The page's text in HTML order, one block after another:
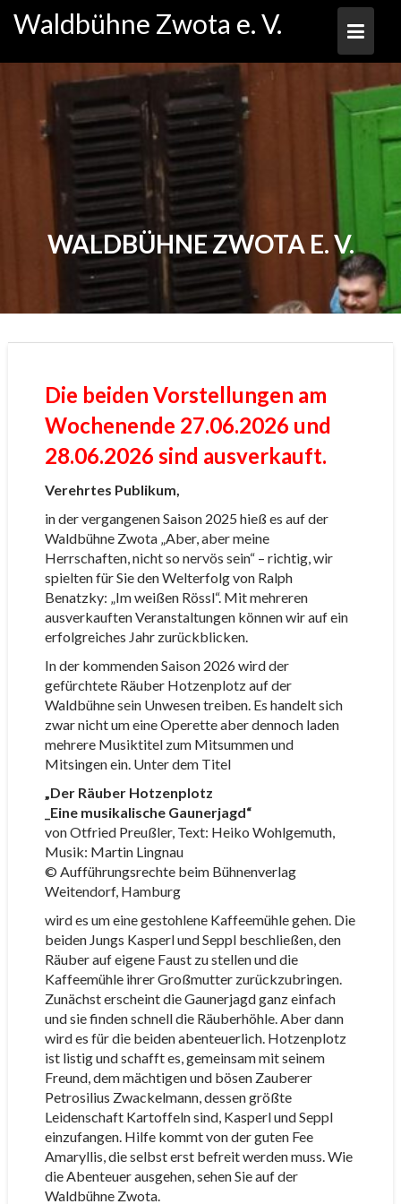
Waldbühne Zwota e. V.
WALDBÜHNE ZWOTA E. V.
Die beiden Vorstellungen am
Wochenende 27.06.2026 und
28.06.2026 sind ausverkauft.
Verehrtes Publikum,
in der vergangenen Saison 2025 hieß es auf der
Waldbühne Zwota „Aber, aber meine
Herrschaften, nicht so nervös sein“ – richtig, wir
spielten für Sie den Welterfolg von Ralph
Benatzky: „Im weißen Rössl“. Mit mehreren
ausverkauften Veranstaltungen können wir auf ein
erfolgreiches Jahr zurückblicken.
In der kommenden Saison 2026 wird der
gefürchtete Räuber Hotzenplotz auf der
Waldbühne sein Unwesen treiben. Es handelt sich
zwar nicht um eine Operette aber dennoch laden
mehrere Musiktitel zum Mitsummen und
Mitsingen ein. Unter dem Titel
„Der Räuber Hotzenplotz
_Eine musikalische Gaunerjagd“
von Otfried Preußler, Text: Heiko Wohlgemuth,
Musik: Martin Lingnau
© Aufführungsrechte beim Bühnenverlag
Weitendorf, Hamburg
wird es um eine gestohlene Kaffeemühle gehen. Die
beiden Jungs Kasperl und Seppl beschließen, den
Räuber auf eigene Faust zu stellen und die
Kaffeemühle ihrer Großmutter zurückzubringen.
Zunächst erscheint die Gaunerjagd ganz einfach
und sie finden schnell die Räuberhöhle. Aber dann
wird es für die beiden abenteuerlich. Hotzenplotz
ist listig und schafft es, gemeinsam mit seinem
Freund, dem mächtigen und bösen Zauberer
Petrosilius Zwackelmann, dessen größte
Leidenschaft Kartoffeln sind, Kasperl und Seppl
einzufangen. Hilfe kommt von der guten Fee
Amaryllis, die selbst erst befreit werden muss. Wie
die Abenteuer ausgehen, sehen Sie auf der
Waldbühne Zwota.